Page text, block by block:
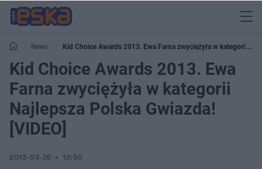
News
Kid Choice Awards 2013. Ewa Farna zwyciężyła w kategorii
Najlepsza Polska Gwiazda! [VIDEO]
Kid Choice Awards 2013. Ewa
Farna zwyciężyła w kategorii
Najlepsza Polska Gwiazda!
[VIDEO]
2013-03-25 12:50